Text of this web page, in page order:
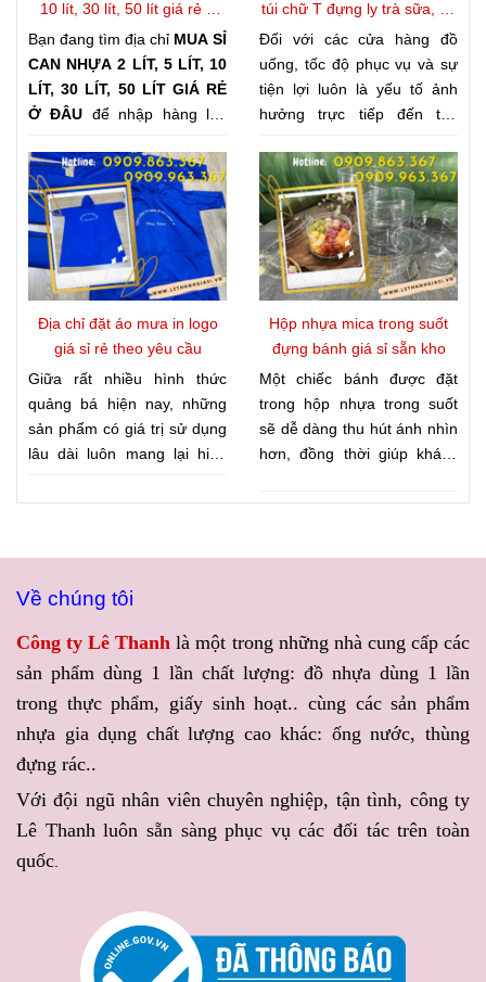
NHẬP KHAY NHỰA ĐỰNG
CƠM 3 NGĂN, 4 NGĂN, 5
NGĂN GIÁ KHOnhằm chủ
động nguồn cung, tối ưu chi
phí và nâng cao chất lượng
phục vụ.
có tiếng, Công ty Lê Thanh
luôn duy trì kho hàng phong
phú, đa dạng mẫu mã, sẵn
sàng đáp ứng nhu cầu nhập
sỉ của khách hàng trên toàn
quốc.
10 lít, 30 lít, 50 lít giá rẻ ở
đâu?
Bạn đang tìm địa chỉ MUA SỈ
CAN NHỰA 2 LÍT, 5 LÍT, 10
LÍT, 30 LÍT, 50 LÍT GIÁ RẺ
Ở ĐÂU để nhập hàng lâu
nay có rất nhiều đơn vị cung
cấp nhưng không phải nơi
nào cũng đảm bảo giá tốt,
nguồn hàng ổn định và chất
lượng đồng đều. Nếu cần
một đối tác uy tín chuyên
cung cấp can nhựa giá sỉ,
can nhựa HDPE, can nhựa
đựng thực phẩm với nhiều
dung tích, Công ty Lê Thanh
là lựa chọn được nhiều đại
lý, doanh nghiệp và cơ sở
túi chữ T đựng ly trà sữa, cà
phê, nước ép
Đối với các cửa hàng đồ
uống, tốc độ phục vụ và sự
tiện lợi luôn là yếu tố ảnh
hưởng trực tiếp đến trải
vậy, việc lựa chọn bao bì
phù hợp, đặc biệt là túi đựng
ly mang đi, ngày càng được
nhiều quán chú trọng. Công
ty Lê Thanh hiện cung cấp
GIÁ SỈ RẺ TẬN XƯỞNG
KHI MUA TÚI CHỮ T ĐỰNG
LY TRÀ SỮA, CÀ PHÊ,
vừa sở hữu nguồn bao bì
chất lượng, vừa chủ động tối
ưu chi phí kinh doanh.
Địa chỉ đặt áo mưa in logo
giá sỉ rẻ theo yêu cầu
Giữa rất nhiều hình thức
quảng bá hiện nay, những
sản phẩm có giá trị sử dụng
lâu dài luôn mang lại hiệu
Áo mưa in logo là một trong
cầu sử dụng, vừa giúp
hàng một cách tự nhiên. Để
doanh nghiệp hiện nay ưu
tiên lựa chọn đơn vị cung
ứng uy tín, có khả năng đáp
ứng dịch vụĐẶT ÁO MƯA
IN LOGO GIÁ SỈ RẺ THEO
YÊU CẦU
đồng đều và tiến độ đảm
bảo.
Hộp nhựa mica trong suốt
đựng bánh giá sỉ sẵn kho
Một chiếc bánh được đặt
trong hộp nhựa trong suốt
sẽ dễ dàng thu hút ánh nhìn
hơn, đồng thời giúp khách
sản phẩm mà không cần mở
nhiều cửa hàng chú trọng để
cần tìmHỘP NHỰA MICA
TRONG SUỐT ĐỰNG
BÁNH GIÁ SỈ SẴN KHO,
Công ty Lê Thanh sẽ mang
nguồn hàng luôn sẵn sàng
phục vụ.
Về chúng tôi
Công ty Lê Thanh là một trong những nhà cung cấp các
sản phẩm dùng 1 lần chất lượng: đồ nhựa dùng 1 lần
trong thực phẩm, giấy sinh hoạt.. cùng các sản phẩm
nhựa gia dụng chất lượng cao khác: ống nước, thùng
đựng rác..
Với đội ngũ nhân viên chuyên nghiệp, tận tình, công ty
Lê Thanh luôn sẵn sàng phục vụ các đối tác trên toàn
quốc.